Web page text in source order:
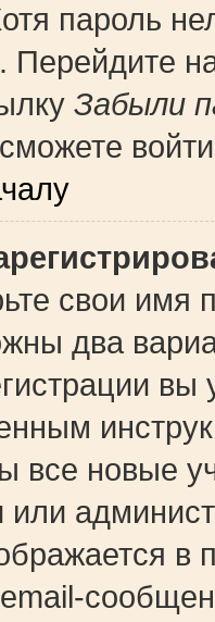
пароль
Перейдите
Забыли
свои имя
два
вы
все новые
или
в